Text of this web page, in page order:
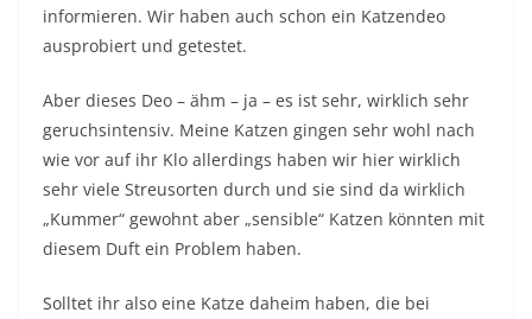
informieren. Wir haben auch schon ein Katzendeo
ausprobiert und getestet.
Aber dieses Deo – ähm – ja – es ist sehr, wirklich sehr
geruchsintensiv. Meine Katzen gingen sehr wohl nach
wie vor auf ihr Klo allerdings haben wir hier wirklich
sehr viele Streusorten durch und sie sind da wirklich
„Kummer“ gewohnt aber „sensible“ Katzen könnten mit
diesem Duft ein Problem haben.
Solltet ihr also eine Katze daheim haben, die bei